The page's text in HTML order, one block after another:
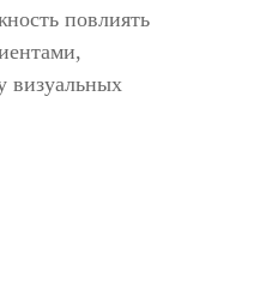
повлиять
визуальных